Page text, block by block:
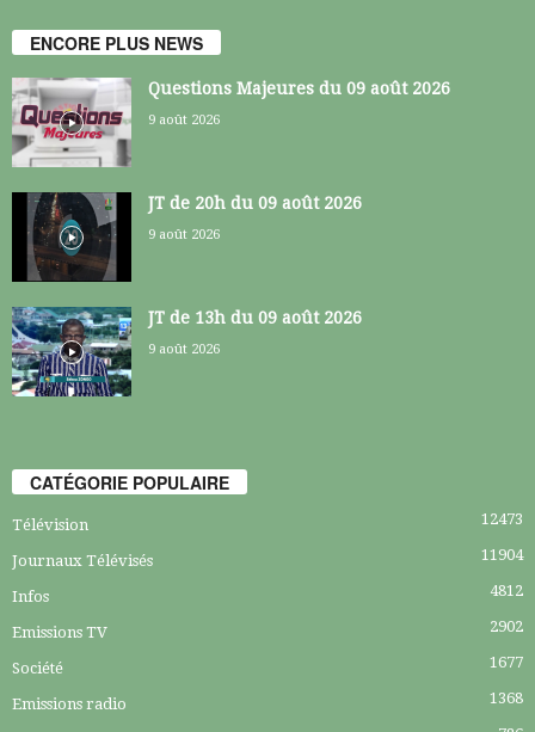
ENCORE PLUS NEWS
Questions Majeures du 09 août 2026
9 août 2026
JT de 20h du 09 août 2026
9 août 2026
JT de 13h du 09 août 2026
9 août 2026
CATÉGORIE POPULAIRE
Télévision 12473
Journaux Télévisés 11904
Infos 4812
Emissions TV 2902
Société 1677
Emissions radio 1368